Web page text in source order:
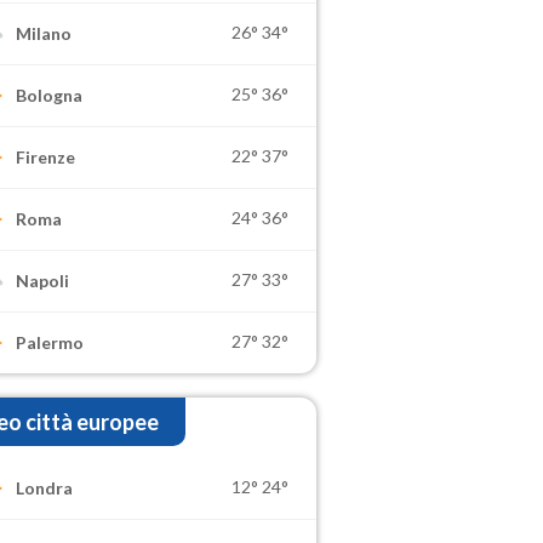
Milano 26° 34°
Bologna 25° 36°
Firenze 22° 37°
Roma 24° 36°
Napoli 27° 33°
Palermo 27° 32°
città europee
Londra 12° 24°